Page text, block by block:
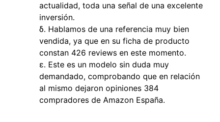
actualidad, toda una señal de una excelente
inversión.
Hablamos de una referencia muy bien
vendida, ya que en su ficha de producto
constan 426 reviews en este momento.
Este es un modelo sin duda muy
demandado, comprobando que en relación
al mismo dejaron opiniones 384
compradores de Amazon España.